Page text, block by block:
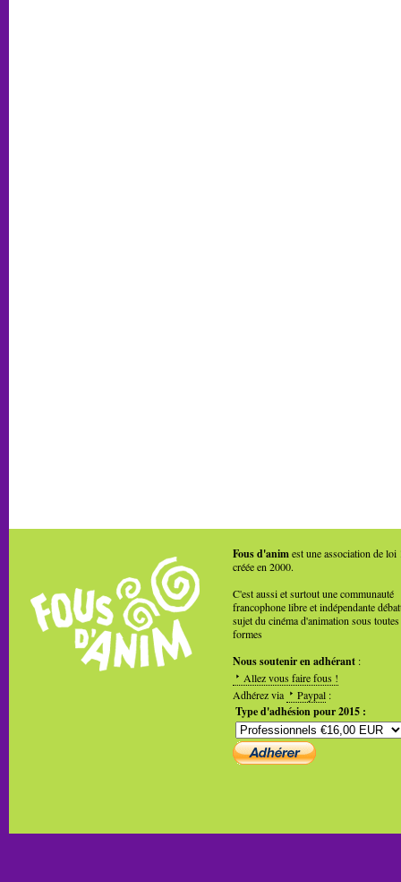
Fous d'animest une association de loi
créée en 2000.
C'est aussi et surtout une communauté
francophone libre et indépendante
sujet du cinéma d'animation sous toutes
formes
Nous soutenir en adhérant :
Allez vous faire fous !
Adhérez via
Paypal :
Type d'adhésion pour 2015 :